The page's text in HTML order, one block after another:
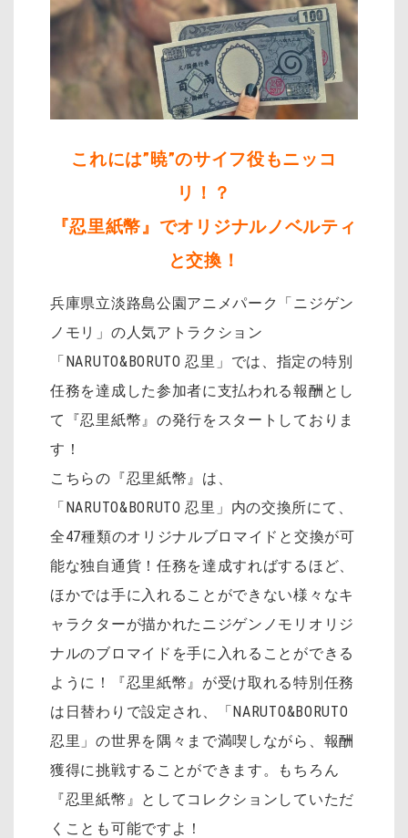
これには”暁”のサイフ役もニッコ
リ！？
『忍里紙幣』でオリジナルノベルティ
と交換！
兵庫県立淡路島公園アニメパーク「ニジゲン
ノモリ」の人気アトラクション
「NARUTO&BORUTO 忍里」では、指定の特別
任務を達成した参加者に支払われる報酬とし
て『忍里紙幣』の発行をスタートしておりま
す！
こちらの『忍里紙幣』は、
「NARUTO&BORUTO 忍里」内の交換所にて、
全47種類のオリジナルブロマイドと交換が可
能な独自通貨！任務を達成すればするほど、
ほかでは手に入れることができない様々なキ
ャラクターが描かれたニジゲンノモリオリジ
ナルのブロマイドを手に入れることができる
ように！『忍里紙幣』が受け取れる特別任務
は日替わりで設定され、「NARUTO&BORUTO
忍里」の世界を隅々まで満喫しながら、報酬
獲得に挑戦することができます。もちろん
『忍里紙幣』としてコレクションしていただ
くことも可能ですよ！